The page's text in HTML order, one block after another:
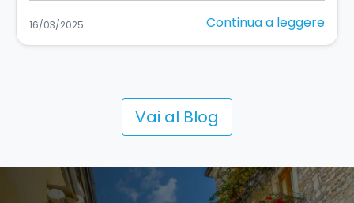
11/03/2025 Continua a leggere
Vai al Blog